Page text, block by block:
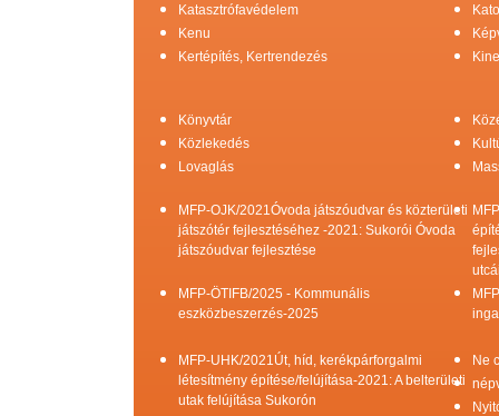
Katasztrófavédelem
Kenu
Kertépítés, Kertrendezés
Könyvtár
Közlekedés
Lovaglás
MFP-OJK/2021Óvoda játszóudvar és közterületi
játszótér fejlesztéséhez -2021: Sukorói Óvoda
játszóudvar fejlesztése
MFP-ÖTIFB/2025 - Kommunális
eszközbeszerzés-2025
MFP-UHK/2021Út, híd, kerékpárforgalmi
létesítmény építése/felújítása-2021: A belterületi
utak felújítása Sukorón
Ne